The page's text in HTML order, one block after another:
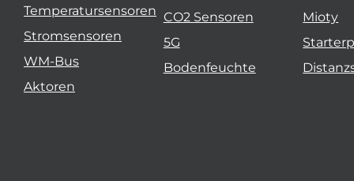
Temperatursensoren
Stromsensoren
WM-Bus
Aktoren
CO2 Sensoren
5G
Bodenfeuchte
Mioty